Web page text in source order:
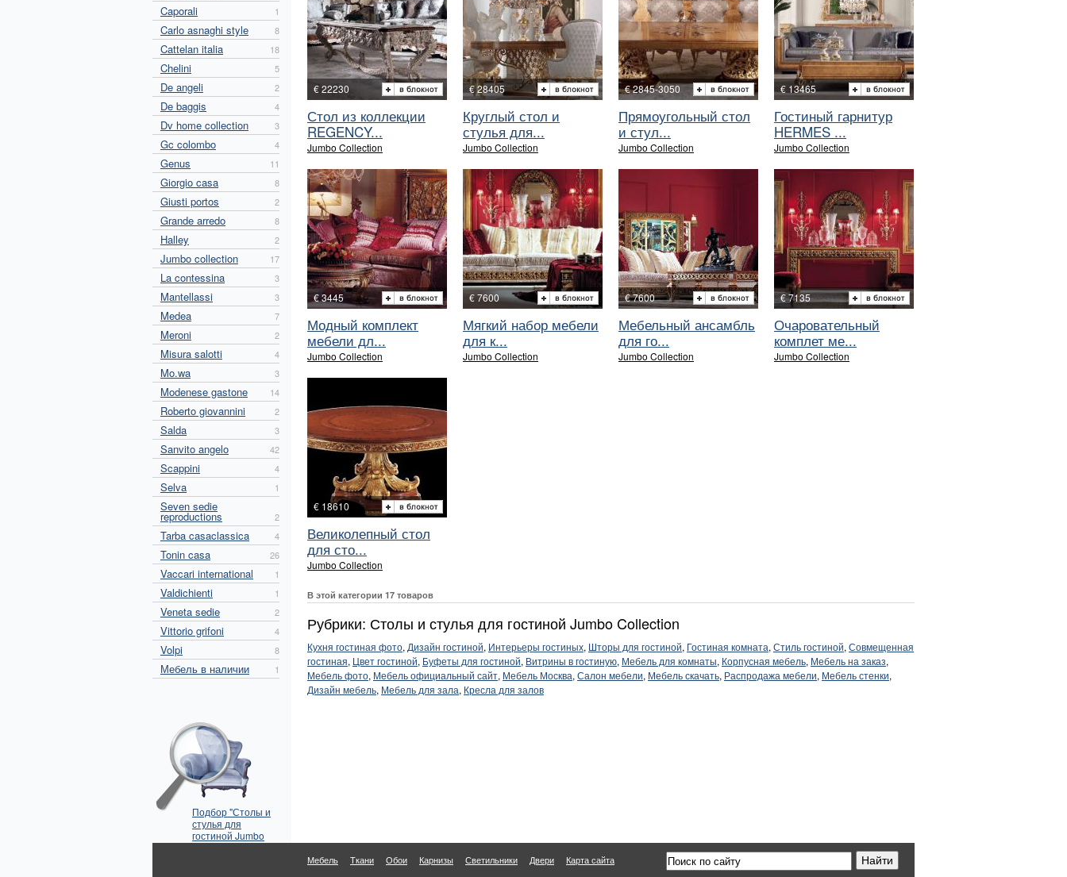
Caporali 1
Carlo asnaghi style 8
Cattelan italia 18
Chelini 5
De angeli 2
De baggis 4
Dv home collection 3
Gc colombo 4
Genus 11
Giorgio casa 8
Giusti portos 2
Grande arredo 8
Halley 2
Jumbo collection 17
La contessina 3
Mantellassi 3
Medea 7
Meroni 2
Misura salotti 4
Mo.wa 3
Modenese gastone 14
Roberto giovannini 2
Salda 3
Sanvito angelo 42
Scappini 4
Selva 1
Seven sedie
reproductions 2
Tarba casaclassica 4
Tonin casa 26
Vaccari international 1
Valdichienti 1
Veneta sedie 2
Vittorio grifoni 4
Volpi 8
Мебель в наличии 1
Подбор "Столы и
стулья для
гостиной Jumbo
Collection" по
€ 22230
Стол из коллекции
REGENCY...
Jumbo Collection
€ 28405
Круглый стол и
стулья для...
Jumbo Collection
€ 2845-3050
Прямоугольный стол
и стул...
Jumbo Collection
€ 13465
Гостиный гарнитур
HERMES ...
Jumbo Collection
€ 3445
Модный комплект
мебели дл...
Jumbo Collection
€ 7600
Мягкий набор мебели
для к...
Jumbo Collection
€ 7600
Мебельный ансамбль
для го...
Jumbo Collection
€ 7135
Очаровательный
комплет ме...
Jumbo Collection
€ 18610
Великолепный стол
для сто...
Jumbo Collection
В этой категории 17 товаров
Рубрики: Столы и стулья для гостиной Jumbo Collection
Кухня гостиная фото, Дизайн гостиной, Интерьеры гостиных, Шторы для гостиной, Гостиная комната, Стиль гостиной, Совмещенная
гостиная, Цвет гостиной, Буфеты для гостиной, Витрины в гостиную, Мебель для комнаты, Корпусная мебель, Мебель на заказ,
Мебель фото, Мебель официальный сайт, Мебель Москва, Салон мебели, Мебель скачать, Распродажа мебели, Мебель стенки,
Дизайн мебель, Мебель для зала, Кресла для залов
Мебель Ткани Обои Карнизы Светильники Двери Карта сайта